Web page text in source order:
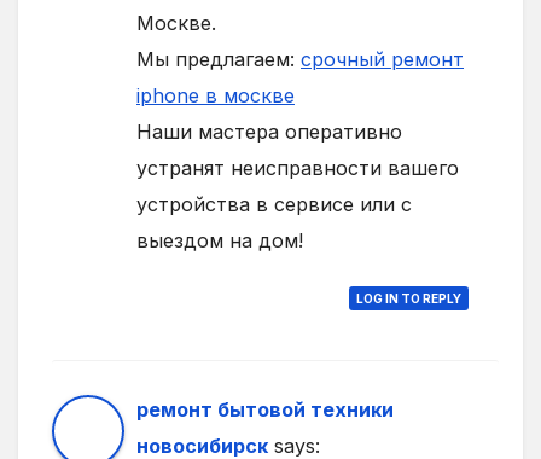
Москве.
Мы предлагаем: срочный ремонт
iphone в москве
Наши мастера оперативно
устранят неисправности вашего
устройства в сервисе или с
выездом на дом!
LOG IN TO REPLY
ремонт бытовой техники
новосибирск says: